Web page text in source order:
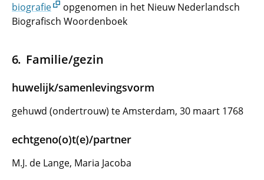
biografie
opgenomen in het Nieuw Nederlandsch
Biografisch Woordenboek
Familie/gezin
huwelijk/samenlevingsvorm
gehuwd (ondertrouw) te Amsterdam, 30 maart 1768
echtgeno(o)t(e)/partner
M.J. de Lange, Maria Jacoba